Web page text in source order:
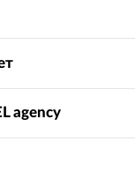
agency